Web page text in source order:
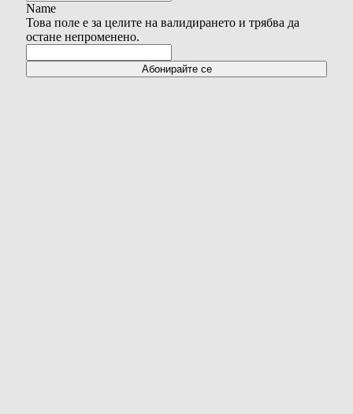
Name
Това поле е за целите на валидирането и трябва да
остане непроменено.